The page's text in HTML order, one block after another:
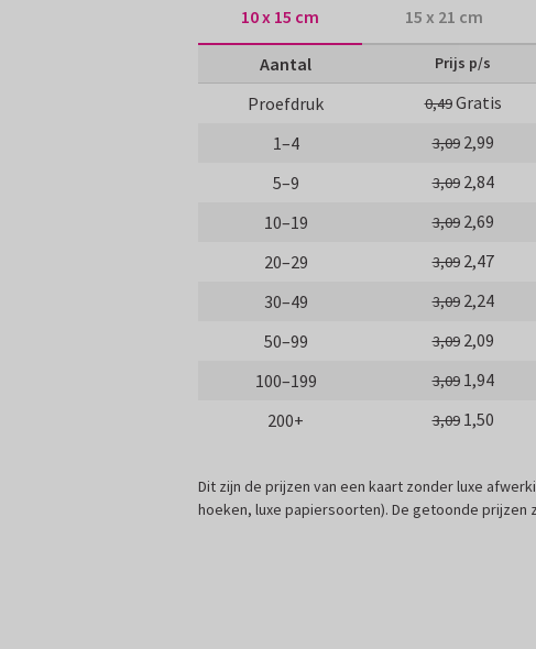
10 x 15 cm 15 x 21 cm
Aantal Prijs p/s
Proefdruk 0,49Gratis
1–4
3,09 2,99
5–9
3,09 2,84
10–19
3,09 2,69
20–29
3,09 2,47
30–49
3,09 2,24
50–99
3,09 2,09
100–199
3,09 1,94
200+
3,09 1,50
Dit zijn de prijzen van een kaart zonder luxe
hoeken, luxe papiersoorten). De getoonde prijzen